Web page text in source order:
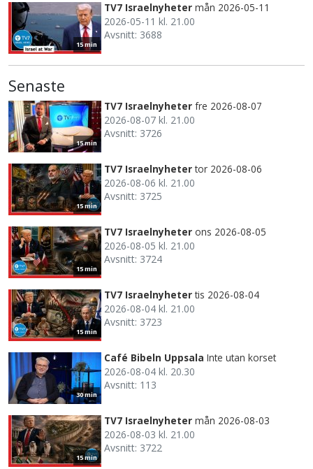
15 min
TV7 Israelnyheter mån 2026-05-11
2026-05-11 kl. 21.00
Avsnitt: 3688
Senaste
15 min
TV7 Israelnyheter fre 2026-08-07
2026-08-07 kl. 21.00
Avsnitt: 3726
15 min
TV7 Israelnyheter tor 2026-08-06
2026-08-06 kl. 21.00
Avsnitt: 3725
15 min
TV7 Israelnyheter ons 2026-08-05
2026-08-05 kl. 21.00
Avsnitt: 3724
15 min
TV7 Israelnyheter tis 2026-08-04
2026-08-04 kl. 21.00
Avsnitt: 3723
30 min
Café Bibeln Uppsala Inte utan korset
2026-08-04 kl. 20.30
Avsnitt: 113
15 min
TV7 Israelnyheter mån 2026-08-03
2026-08-03 kl. 21.00
Avsnitt: 3722